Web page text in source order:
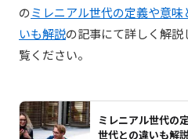
のミレニアル世代の定義や意
いも解説の記事にて詳しく解
覧ください。
ミレニアル世代の
世代との違いも解説